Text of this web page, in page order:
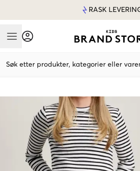
RASK
Mobile Menu
Søk etter produkter, kategorier eller